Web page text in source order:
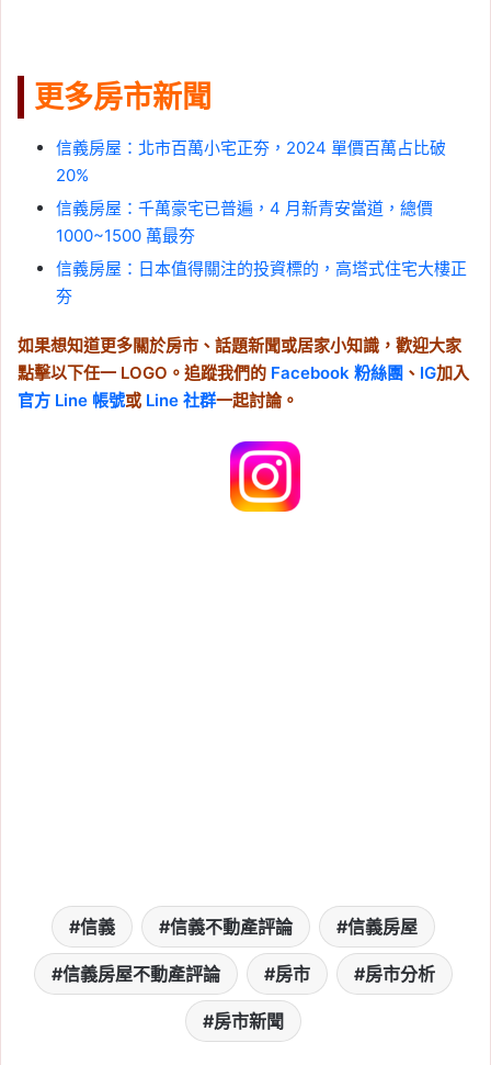
更多房市新聞
信義房屋：北市百萬小宅正夯，2024 單價百萬占比破
20%
信義房屋：千萬豪宅已普遍，4 月新青安當道，總價
1000~1500 萬最夯
信義房屋：日本值得關注的投資標的，高塔式住宅大樓正
夯
如果想知道更多關於房市、話題新聞或居家小知識，歡迎大家
點擊以下任一 LOGO。追蹤我們的 Facebook 粉絲團 、 IG加入
官方 Line 帳號或 Line 社群一起討論。
信義 信義不動產評論 信義房屋
信義房屋不動產評論 房市 房市分析
房市新聞